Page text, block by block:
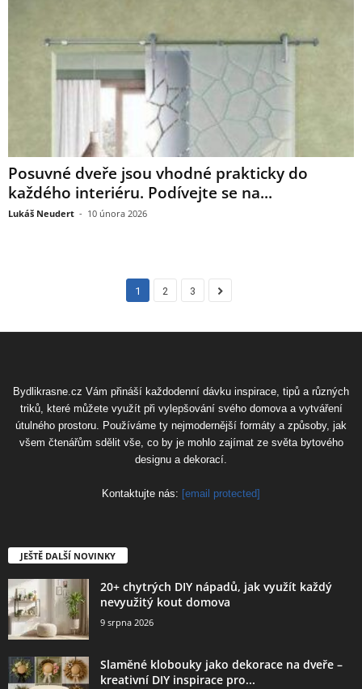
Posuvné dveře jsou vhodné prakticky do
každého interiéru. Podívejte se na...
Lukáš Neudert - 10 února 2026
1 2 3
Bydlikrasne.cz Vám přináší každodenní dávku inspirace, tipů a různých
triků, které můžete využít při vylepšování svého domova a vytváření
útulného prostoru. Používáme ty nejmodernější formáty a způsoby, jak
všem čtenářům sdělit vše, co by je mohlo zajímat ze světa bytového
designu a dekorací.
Kontaktujte nás: [email protected]
JEŠTĚ DALŠÍ NOVINKY
20+ chytrých DIY nápadů, jak využít každý
nevyužitý kout domova
9 srpna 2026
Slaměné klobouky jako dekorace na dveře –
kreativní DIY inspirace pro...